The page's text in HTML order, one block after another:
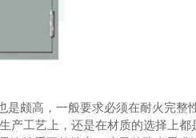
陕西钢木装甲门
颇高，一般要求必须在耐火完整
产工艺上，还是在材质的选择上